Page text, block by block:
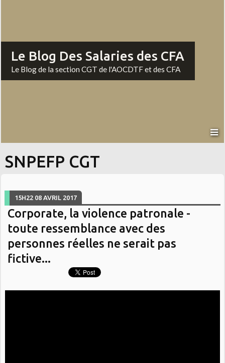
Le Blog Des Salaries des CFA
Le Blog de la section CGT de l'AOCDTF et des CFA
SNPEFP CGT
15H22 08 AVRIL 2017
Corporate, la violence patronale -
toute ressemblance avec des
personnes réelles ne serait pas
fictive...